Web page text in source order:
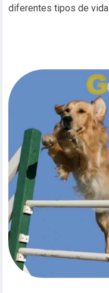
diferentes tipos de vida